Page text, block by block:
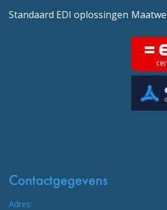
Standaard EDI oplossingen
Contactgegevens
Adres: